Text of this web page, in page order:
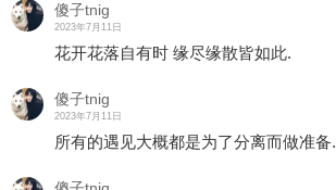
傻子tnig
2023年7月11日
花开花落自有时 缘尽缘散皆如此.
傻子tnig
2023年7月11日
所有的遇见大概都是为了分离而做准备.